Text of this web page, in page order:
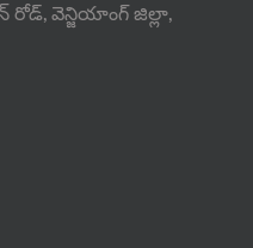
రోడ్, వెన్జియాంగ్ జిల్లా,